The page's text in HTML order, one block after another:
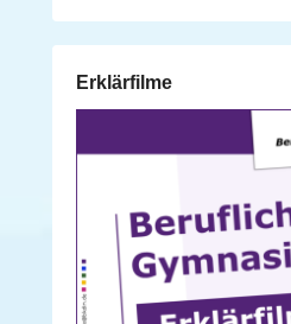
Erklärfilme